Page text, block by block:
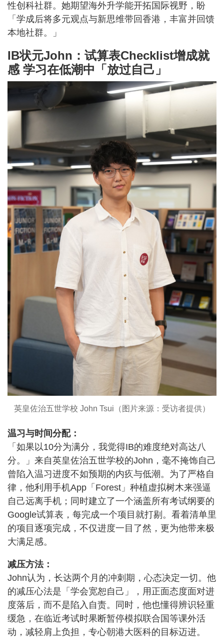
性创科社群。她期望海外升学能开拓国际视野，盼
「学成后将多元观点与新思维带回香港，丰富并回馈
本地社群。」
IB状元John：试算表Checklist增成就
感 学习在低潮中「放过自己」
英皇佐治五世学校 John Tsui（图片来源：受访者提供）
温习与时间分配：
「如果以10分为满分，我觉得IB的难度绝对高达八
分。」来自英皇佐治五世学校的John，毫不掩饰自己
曾陷入温习进度不如预期的内疚与低潮。为了严格自
律，他利用手机App「Forest」种植虚拟树木来强逼
自己远离手机；同时建立了一个涵盖所有考试纲要的
Google试算表，每完成一个项目就打剔。看着清单里
的项目逐项完成，不仅进度一目了然，更为他带来极
大满足感。
减压方法：
John认为，长达两个月的冲刺期，心态决定一切。他
的减压心法是「学会宽恕自己」，用正面态度面对进
度落后，而不是陷入自责。同时，他也懂得辨识轻重
缓急，在临近考试时果断暂停模拟联合国等课外活
动，减轻肩上负担，专心朝港大医科的目标迈进。